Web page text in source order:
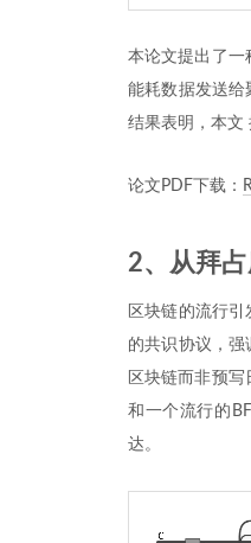
本论文提出了一
能耗数据发送给
结果表明，本文
论文PDF下载：
2、从拜
区块链的流行
的共识协议，
区块链而非预
和一个流行的
达。